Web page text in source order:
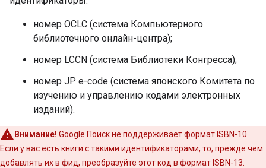
номер OCLC (система Компьютерного
библиотечного онлайн-центра);
номер LCCN (система Библиотеки Конгресса);
номер JP e-code (система японского Комитета по
изучению и управлению кодами электронных
изданий).
Внимание! Google Поиск не поддерживает формат ISBN-10.
Если у вас есть книги с такими идентификаторами, то, прежде чем
добавлять их в фид, преобразуйте этот код в формат ISBN-13.